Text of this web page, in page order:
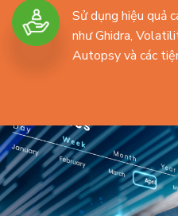
Sử dụng hiệu quả
như Ghidra,
Autopsy và các